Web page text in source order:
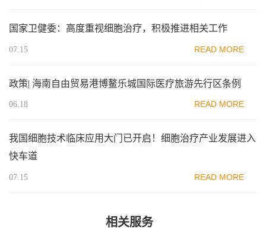
国家卫健委：高度重视细胞治疗，积极推进相关工作
07.15 READ MORE
政策| 海南自由贸易港博鳌乐城国际医疗旅游先行区条例
06.18 READ MORE
我国细胞技术临床应用大门已开启！细胞治疗产业发展进入
快车道
07.15 READ MORE
相关服务